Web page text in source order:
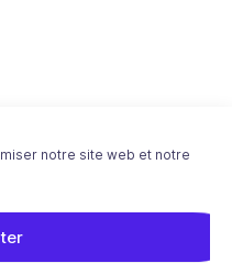
notre site web et notre